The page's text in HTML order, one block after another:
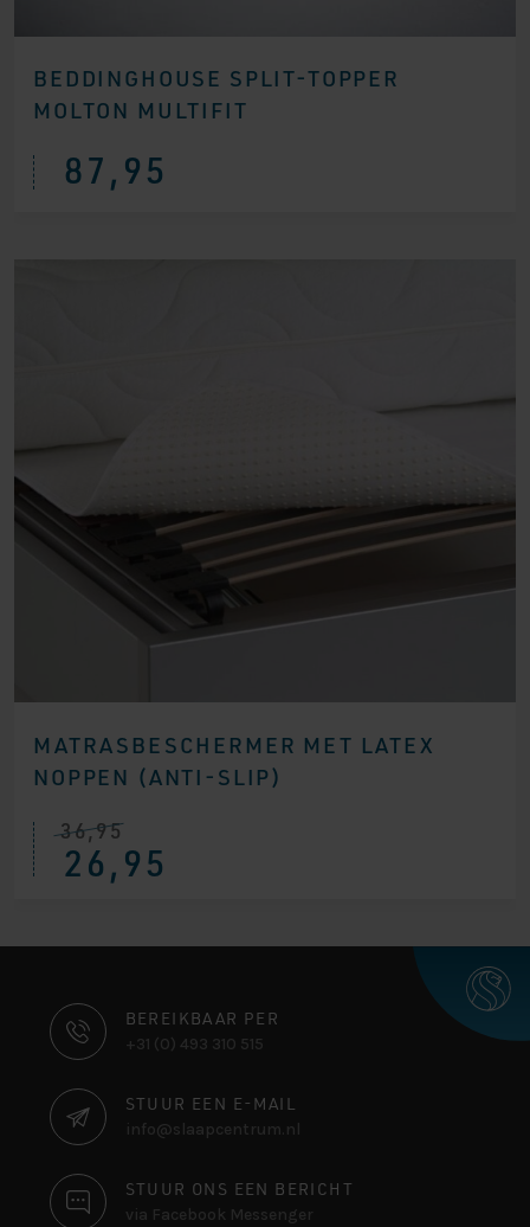
BEDDINGHOUSE SPLIT-TOPPER
MOLTON MULTIFIT
87,95
MATRASBESCHERMER MET LATEX
NOPPEN (ANTI-SLIP)
36,95
26,95
CONTACT
INFORMATIE
BEREIKBAAR PER
+31 (0) 493 310 515
STUUR EEN E-MAIL
info@slaapcentrum.nl
STUUR ONS EEN BERICHT
via Facebook Messenger